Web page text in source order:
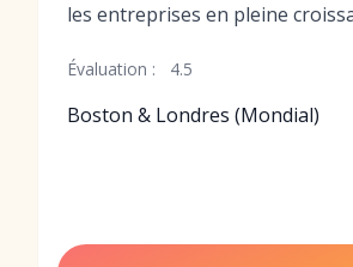
les entreprises en pleine
Évaluation : 4.5
Boston & Londres (Mondial)